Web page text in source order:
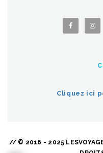
Cliquez ici
// © 2016 - 2025